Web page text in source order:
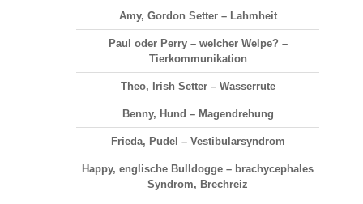
Amy, Gordon Setter – Lahmheit
Paul oder Perry – welcher Welpe? –
Tierkommunikation
Theo, Irish Setter – Wasserrute
Benny, Hund – Magendrehung
Frieda, Pudel – Vestibularsyndrom
Happy, englische Bulldogge – brachycephales
Syndrom, Brechreiz